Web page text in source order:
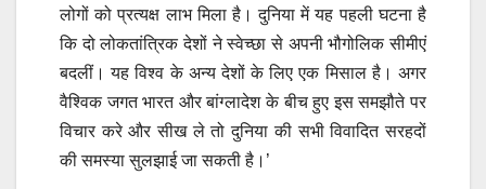
लोगों को प्रत्यक्ष लाभ मिला है। दुनिया में यह पहली घटना है
कि दो लोकतांत्रिक देशों ने स्वेच्छा से अपनी भौगोलिक सीमीएं
बदलीं। यह विश्व के अन्य देशों के लिए एक मिसाल है। अगर
वैश्विक जगत भारत और बांग्लादेश के बीच हुए इस समझौते पर
विचार करे और सीख ले तो दुनिया की सभी विवादित सरहदों
की समस्या सुलझाई जा सकती है।’